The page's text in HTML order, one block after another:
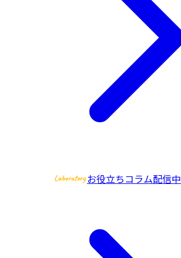
お役立ちコラム配信中